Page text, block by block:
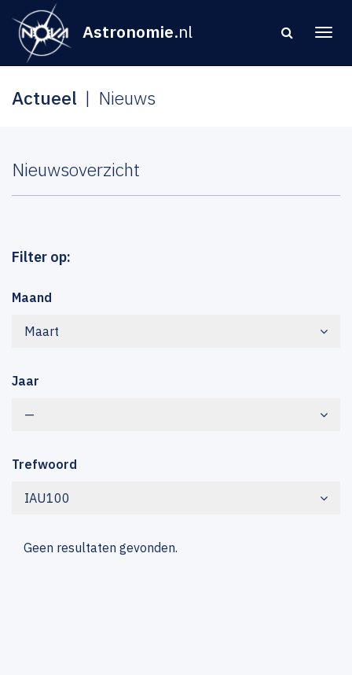
Astronomie.nl
Actueel Nieuws
Nieuwsoverzicht
Filter op:
Maand
Maart
Jaar
—
Trefwoord
IAU100
Geen resultaten gevonden.